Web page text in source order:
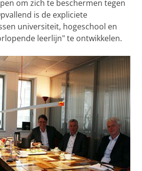
om zich te beschermen tegen
is de expliciete
universiteit, hogeschool en
leerlijn" te ontwikkelen.